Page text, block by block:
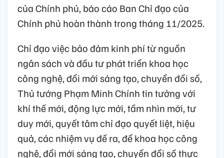
của Chính phủ, báo cáo Ban Chỉ đạo của
Chính phủ hoàn thành trong tháng 11/2025.
Chỉ đạo việc bảo đảm kinh phí từ nguồn
ngân sách và đầu tư phát triển khoa học
công nghệ, đổi mới sáng tạo, chuyển đổi số,
Thủ tướng Phạm Minh Chính tin tưởng với
khí thế mới, động lực mới, tầm nhìn mới, tư
duy mới, quyết tâm chỉ đạo quyết liệt, hiệu
quả, các nhiệm vụ đề ra, để khoa học công
nghệ, đổi mới sáng tạo, chuyển đổi số thực